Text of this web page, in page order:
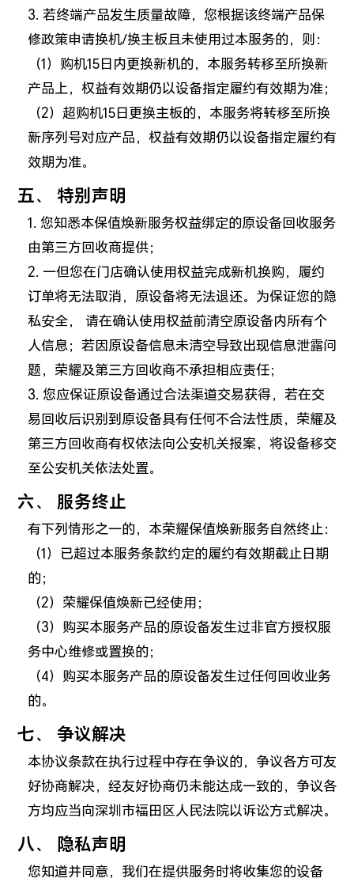
3. 若终端产品发生质量故障，您根据该终端产品保
修政策申请换机/换主板且未使用过本服务的，则：
（1）购机15日内更换新机的，本服务转移至所换新
产品上，权益有效期仍以设备指定履约有效期为准；
（2）超购机15日更换主板的，本服务将转移至所换
新序列号对应产品，权益有效期仍以设备指定履约有
效期为准。
五、 特别声明
1. 您知悉本保值焕新服务权益绑定的原设备回收服务
由第三方回收商提供；
2. 一但您在门店确认使用权益完成新机换购，履约
订单将无法取消，原设备将无法退还。为保证您的隐
私安全， 请在确认使用权益前清空原设备内所有个
人信息；若因原设备信息未清空导致出现信息泄露问
题，荣耀及第三方回收商不承担相应责任；
3. 您应保证原设备通过合法渠道交易获得，若在交
易回收后识别到原设备具有任何不合法性质，荣耀及
第三方回收商有权依法向公安机关报案，将设备移交
至公安机关依法处置。
六、 服务终止
有下列情形之一的，本荣耀保值焕新服务自然终止：
（1）已超过本服务条款约定的履约有效期截止日期
的；
（2）荣耀保值焕新已经使用；
（3）购买本服务产品的原设备发生过非官方授权服
务中心维修或置换的；
（4）购买本服务产品的原设备发生过任何回收业务
的。
七、 争议解决
本协议条款在执行过程中存在争议的，争议各方可友
好协商解决，经友好协商仍未能达成一致的，争议各
方均应当向深圳市福田区人民法院以诉讼方式解决。
八、 隐私声明
您知道并同意，我们在提供服务时将收集您的设备